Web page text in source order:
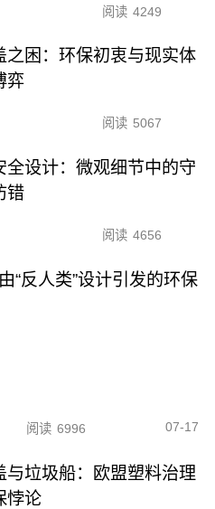
阅读 4249
之困：环保初衷与现实体
弈
阅读 5067
全设计：微观细节中的守
错
阅读 4656
“反人类”设计引发的环保
阅读 6996 07-17
与垃圾船：欧盟塑料治理
悖论